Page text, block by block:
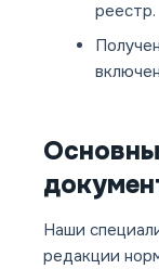
реестр.
Наши
редакции